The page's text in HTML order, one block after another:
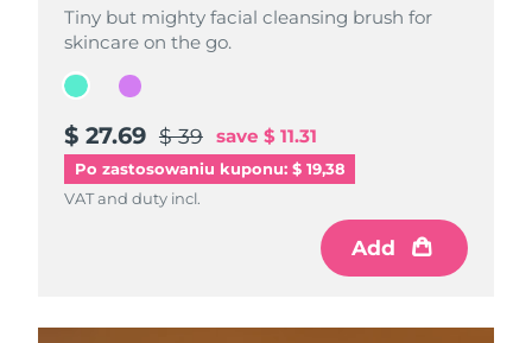
Tiny but mighty facial cleansing brush for
skincare on the go.
$ 27.69 $ 39 save $ 11.31
Po zastosowaniu kuponu: $ 19,38
VAT and duty incl.
Add
Tiny but mighty facial cleansing brush for
skincare on the go.
$ 27.69 $ 39 save $ 11.31
VAT and duty incl.
Add